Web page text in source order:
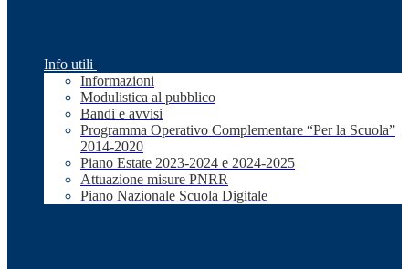
Info utili
Informazioni
Modulistica al pubblico
Bandi e avvisi
Programma Operativo Complementare “Per la Scuola”
2014-2020
Piano Estate 2023-2024 e 2024-2025
Attuazione misure PNRR
Piano Nazionale Scuola Digitale